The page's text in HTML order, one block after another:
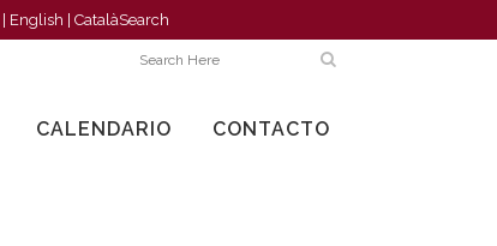
English CatalàSearch
CALENDARIO CONTACTO